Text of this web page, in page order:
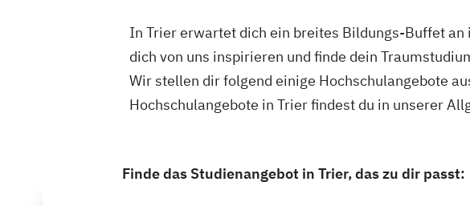
In Trier erwartet dich ein breites Bildungs-Buffet an
dich von uns inspirieren und finde dein
Wir stellen dir folgend einige Hochschulangebote
Hochschulangebote in Trier findest du in unserer
Finde das Studienangebot in Trier, das zu dir passt: